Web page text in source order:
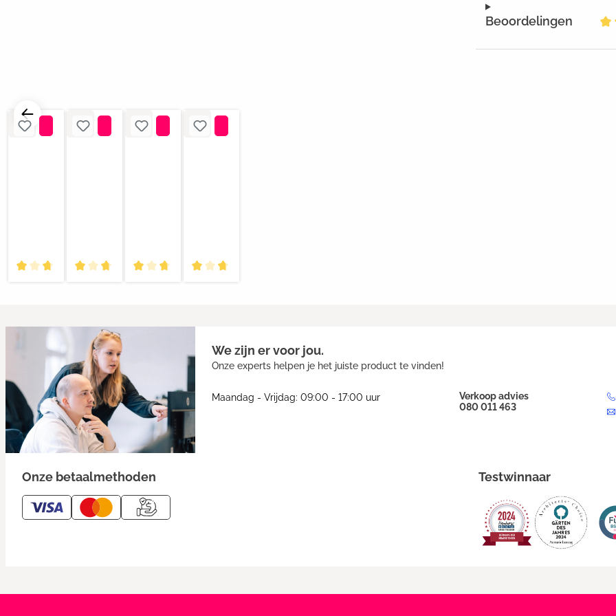
Beoordelingen
We zijn er voor jou.
Onze experts helpen je het juiste product te vinden!
Maandag - Vrijdag: 09:00 - 17:00 uur
Verkoop advies
080 011 463
Onze betaalmethoden Testwinnaar